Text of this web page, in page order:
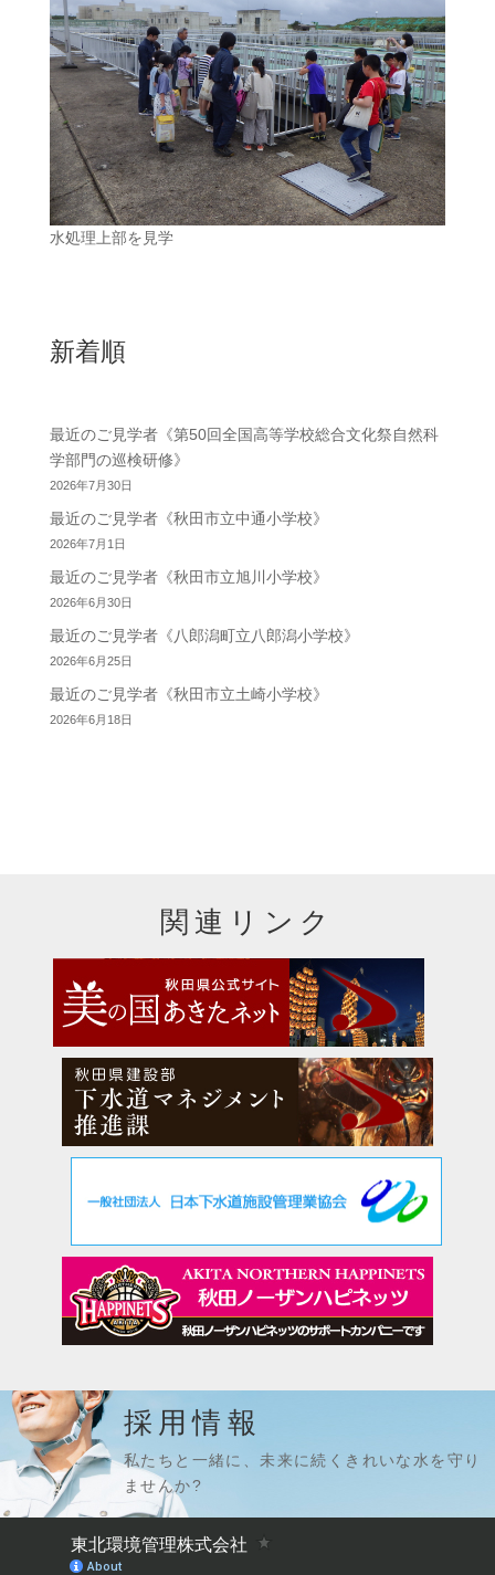
水処理上部を見学
新着順
最近のご見学者《第50回全国高等学校総合文化祭自然科
学部門の巡検研修》
2026年7月30日
最近のご見学者《秋田市立中通小学校》
2026年7月1日
最近のご見学者《秋田市立旭川小学校》
2026年6月30日
最近のご見学者《八郎潟町立八郎潟小学校》
2026年6月25日
最近のご見学者《秋田市立土崎小学校》
2026年6月18日
関連リンク
採用情報
私たちと一緒に、未来に続くきれいな水を守り
ませんか?